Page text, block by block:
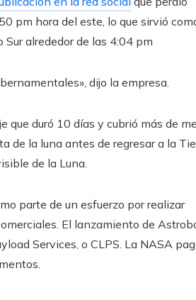
pm hora del este, lo que sirvió
alrededor de las 4:04 pm
dijo la empresa.
que duró 10 días y cubrió más de
de la luna antes de regresar a la
de la Luna.
parte de un esfuerzo por realizar
El lanzamiento de
Services, o CLPS. La NASA